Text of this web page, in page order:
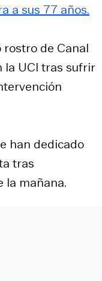
a sus 77 años.
de Canal
la UCI tras sufrir
han dedicado
tras
la mañana.